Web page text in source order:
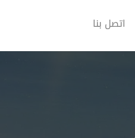
اتصل بنا